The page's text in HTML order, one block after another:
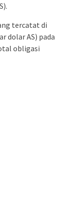
tercatat di
dolar AS) pada
obligasi